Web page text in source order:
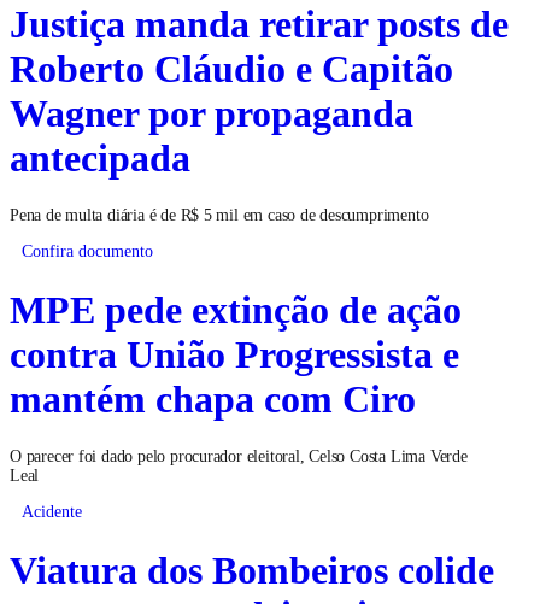
Justiça manda retirar posts de
Roberto Cláudio e Capitão
Wagner por propaganda
antecipada
Pena de multa diária é de R$ 5 mil em caso de descumprimento
Confira documento
MPE pede extinção de ação
contra União Progressista e
mantém chapa com Ciro
O parecer foi dado pelo procurador eleitoral, Celso Costa Lima Verde
Leal
Acidente
Viatura dos Bombeiros colide